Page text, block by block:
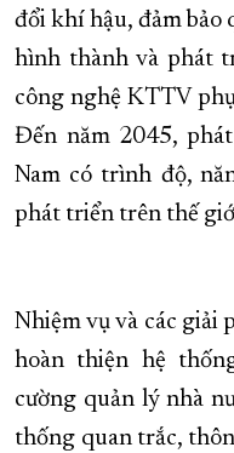
đổi khí hậu, đảm bảo
hình thành và phát
công nghệ KTTV
Đến năm 2045,
Nam có trình độ,
phát triển trên thế
Nhiệm vụ và các giải
hoàn thiện hệ
cường quản lý nhà
thống quan trắc,